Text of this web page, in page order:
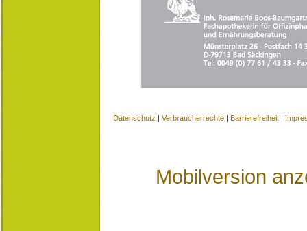
Datenschutz | Verbraucherrechte | Barrierefreiheit |
Mobilversion